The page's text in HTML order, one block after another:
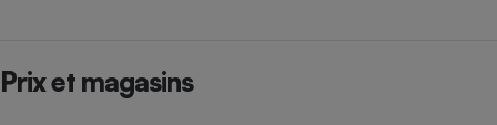
Prix et magasins